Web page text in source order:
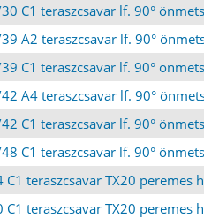
C1 teraszcsavar lf. 90°
A2 teraszcsavar lf. 90°
C1 teraszcsavar lf. 90°
A4 teraszcsavar lf. 90°
C1 teraszcsavar lf. 90°
C1 teraszcsavar lf. 90°
teraszcsavar TX20 peremes
teraszcsavar TX20 peremes